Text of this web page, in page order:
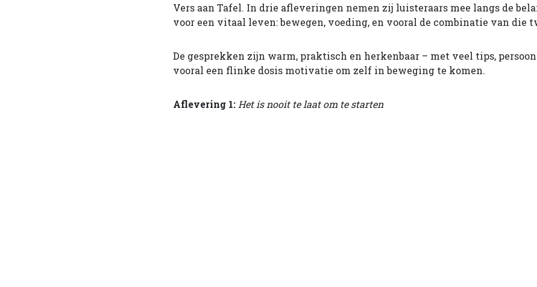
Vers aan Tafel. In drie afleveringen nemen zij luisteraars mee langs de
voor een vitaal leven: bewegen, voeding, en vooral de combinatie van die
De gesprekken zijn warm, praktisch en herkenbaar – met veel tips,
vooral een flinke dosis motivatie om zelf in beweging te komen.
Aflevering 1: Het is nooit te laat om te starten